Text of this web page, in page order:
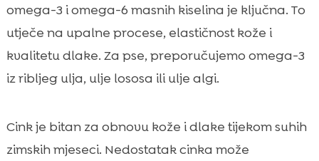
omega-3 i omega-6 masnih kiselina je ključna. To
utječe na upalne procese, elastičnost kože i
kvalitetu dlake. Za pse, preporučujemo omega-3
iz ribljeg ulja, ulje lososa ili ulje algi.
Cink je bitan za obnovu kože i dlake tijekom suhih
zimskih mjeseci. Nedostatak cinka može